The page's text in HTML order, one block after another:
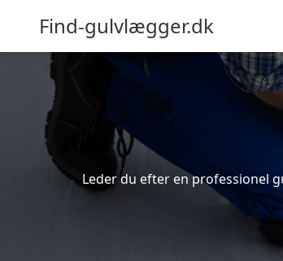
Find-gulvlægger.dk
Leder du efter en professionel